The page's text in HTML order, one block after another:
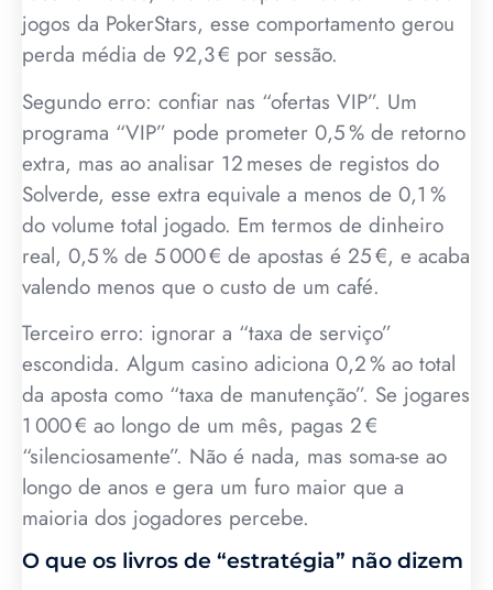
jogos da PokerStars, esse comportamento gerou
perda média de 92,3 € por sessão.
Segundo erro: confiar nas “ofertas VIP”. Um
programa “VIP” pode prometer 0,5 % de retorno
extra, mas ao analisar 12 meses de registos do
Solverde, esse extra equivale a menos de 0,1 %
do volume total jogado. Em termos de dinheiro
real, 0,5 % de 5 000 € de apostas é 25 €, e acaba
valendo menos que o custo de um café.
Terceiro erro: ignorar a “taxa de serviço”
escondida. Algum casino adiciona 0,2 % ao total
da aposta como “taxa de manutenção”. Se jogares
1 000 € ao longo de um mês, pagas 2 €
“silenciosamente”. Não é nada, mas soma-se ao
longo de anos e gera um furo maior que a
maioria dos jogadores percebe.
O que os livros de “estratégia” não dizem